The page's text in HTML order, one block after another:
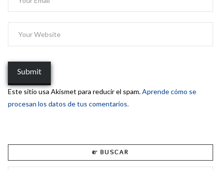
Este sitio usa Akismet para reducir el spam.Aprende cómo se
procesan los datos de tus comentarios.
BUSCAR